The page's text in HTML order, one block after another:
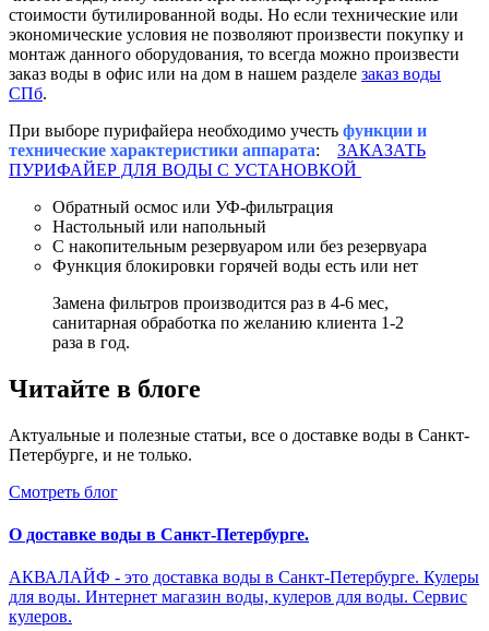
стоимости бутилированной воды. Но если технические или
экономические условия не позволяют произвести покупку и
монтаж данного оборудования, то всегда можно произвести
заказ воды в офис или на дом в нашем разделе заказ воды
СПб.
При выборе пурифайера необходимо учесть функции и
технические характеристики аппарата: ЗАКАЗАТЬ
ПУРИФАЙЕР ДЛЯ ВОДЫ С УСТАНОВКОЙ
Обратный осмос или УФ-фильтрация
Настольный или напольный
С накопительным резервуаром или без резервуара
Функция блокировки горячей воды есть или нет
Замена фильтров производится раз в 4-6 мес,
санитарная обработка по желанию клиента 1-2
раза в год.
Читайте в блоге
Актуальные и полезные статьи, все о доставке воды в Санкт-
Петербурге, и не только.
Смотреть блог
О доставке воды в Санкт-Петербурге.
АКВАЛАЙФ - это доставка воды в Санкт-Петербурге. Кулеры
для воды. Интернет магазин воды, кулеров для воды. Сервис
кулеров.